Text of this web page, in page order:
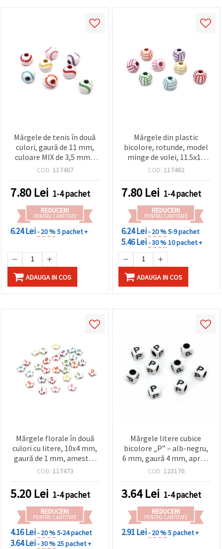
Mărgele de tenis în două
culori, gaură de 11 mm,
culoare MIX de 3,5 mm -
50 grame ~60 bucăți
COD: 117467
7.80 Lei 1-4 pachet
REDUCERI
PENTRU CANTITATE
6.24 Lei- 20 %5 pachet +
ADAUGA IN COS
Mărgele din plastic
bicolore, rotunde, model
minge de volei, 11.5x10
mm, orificiu: 3.5 mm, MIX
COD: 117462
7.80 Lei 1-4 pachet
REDUCERI
PENTRU CANTITATE
6.24 Lei- 20 %5-9 pachet
5.46 Lei- 30 %10 pachet +
ADAUGA IN COS
Mărgele florale în două
culori cu litere, 10x4 mm,
gaură de 1 mm, amestec
de culori - 20 grame ~68
COD: 117473
5.20 Lei 1-4 pachet
REDUCERI
PENTRU CANTITATE
4.16 Lei- 20 %5-24 pachet
3.64 Lei- 30 % 25 pachet +
Mărgele litere cubice
bicolore „P” – alb-negru,
6 mm, gaură 4 mm, aprox.
95 buc (20 g) – ideale
și proiecte DIY/handmade
COD: 123176
3.64Lei 1-4 pachet
REDUCERI
PENTRU CANTITATE
2.91 Lei- 20 %5 pachet +